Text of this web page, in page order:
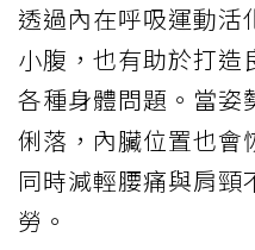
透過內在呼吸運動活
小腹，也有助於打造
各種身體問題。當姿
俐落，內臟位置也會
同時減輕腰痛與肩頸
勞。